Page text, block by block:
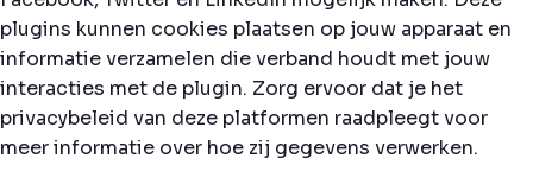
plugins kunnen cookies plaatsen op jouw apparaat en
informatie verzamelen die verband houdt met jouw
interacties met de plugin. Zorg ervoor dat je het
privacybeleid van deze platformen raadpleegt voor
meer informatie over hoe zij gegevens verwerken.